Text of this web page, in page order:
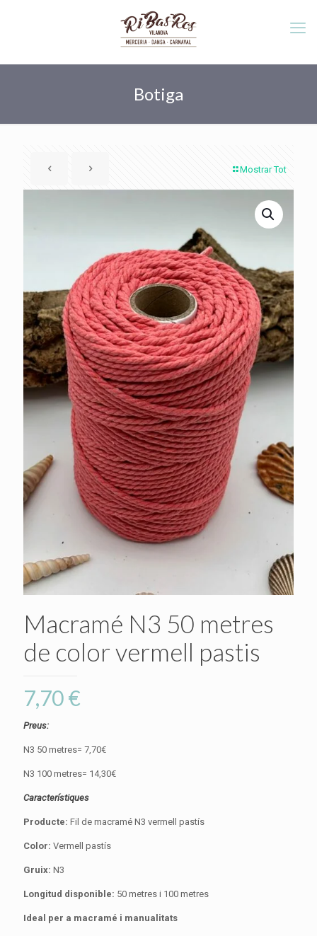
Botiga
Mostrar Tot
Macramé N3 50 metres
de color vermell pastis
7,70€
Preus:
N3 50 metres= 7,70€
N3 100 metres= 14,30€
Característiques
Producte: Fil de macramé N3 vermell pastís
Color: Vermell pastís
Gruix: N3
Longitud disponible: 50 metres i 100 metres
Ideal per a macramé i manualitats